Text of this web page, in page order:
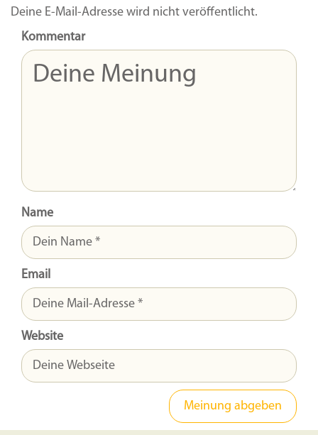
Deine E-Mail-Adresse wird nicht veröffentlicht.
Kommentar
Name
Email
Website